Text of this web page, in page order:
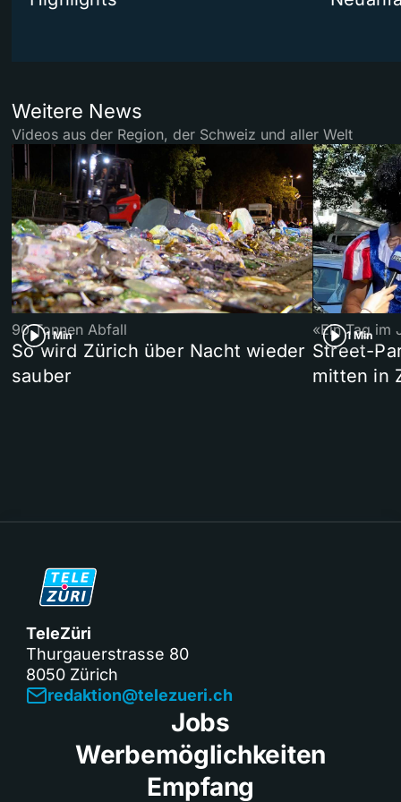
Weitere News
Videos aus der Region, der Schweiz und aller Welt
1 Min
90 Tonnen Abfall
So wird Zürich über Nacht wieder
sauber
1 Min
«Ein Tag im
Street-
mitten in
TeleZüri
Thurgauerstrasse 80
8050 Zürich
redaktion@telezueri.ch
Jobs
Werbemöglichkeiten
Empfang